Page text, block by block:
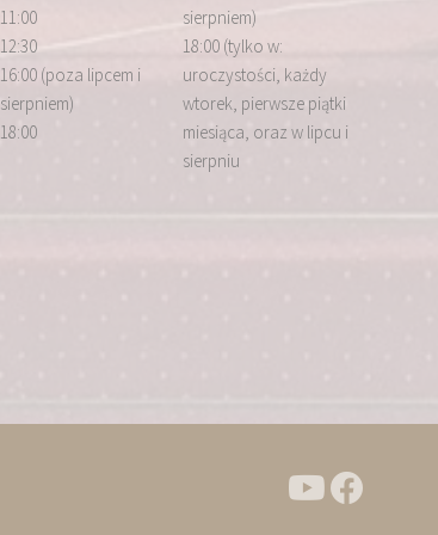
11:00
12:30
16:00 (poza lipcem i
sierpniem)
18:00
sierpniem)
18:00 (tylko w:
uroczystości, każdy
wtorek, pierwsze piątki
miesiąca, oraz w lipcu i
sierpniu